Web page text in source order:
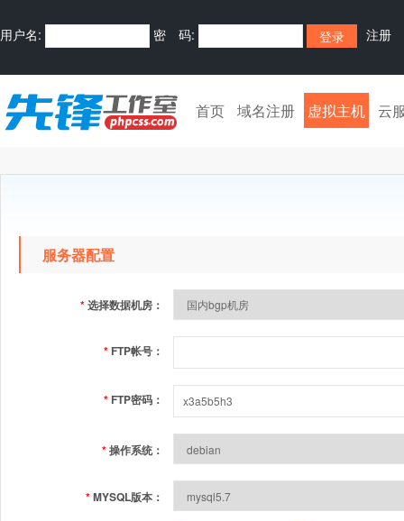
用户名: 密 码: 注册
首页 域名注册 虚拟主机 云
服务器配置
*选择数据机房：
* FTP帐号：
* FTP密码：
*操作系统：
*MYSQL版本：